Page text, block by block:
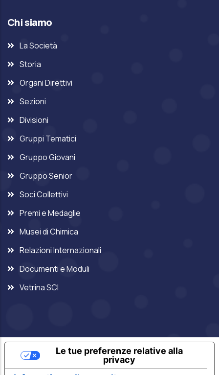
Chi siamo
La Società
Storia
Organi Direttivi
Sezioni
Divisioni
Gruppi Tematici
Gruppo Giovani
Gruppo Senior
Soci Collettivi
Premi e Medaglie
Musei di Chimica
Relazioni Internazionali
Documenti e Moduli
Vetrina SCI
Le tue preferenze relative alla
privacy